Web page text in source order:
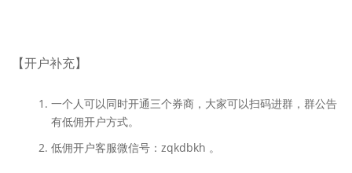
【开户补充】
一个人可以同时开通三个券商，大家可以扫码进群，群公告
有低佣开户方式。
低佣开户客服微信号：zqkdbkh 。